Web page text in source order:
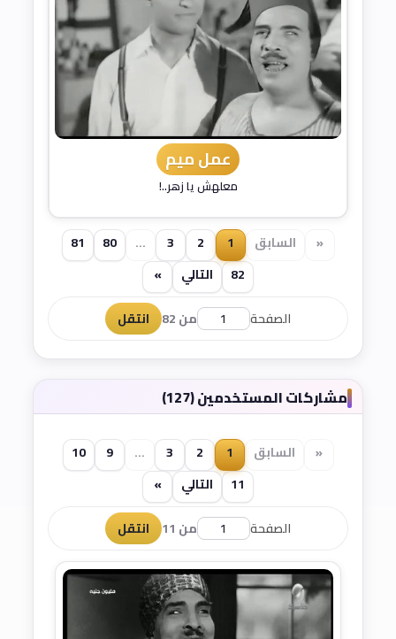
عمل ميم
معلهش يا زهر..!
« السابق 1
2
3
...
80
81
82
التالي
»
الصفحة
من 82 انتقل
مشاركات المستخدمين (127)
« السابق 1
2
3
...
9
10
11
التالي
»
الصفحة
من 11 انتقل